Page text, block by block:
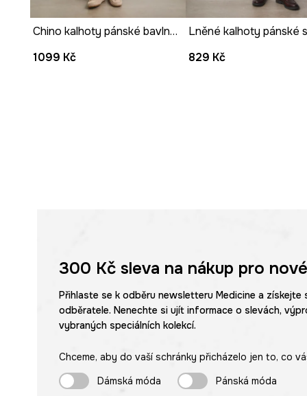
Chino kalhoty pánské bavlněné hladké
1099 Kč
829 Kč
300 Kčsleva na nákup pro
Přihlaste se k odběru newsletteru Medicine a získejte
odběratele. Nenechte si ujít informace o slevách,
vybraných speciálních kolekcí.
Chceme, aby do vaší schránky přicházelo jen to, co
Dámská móda
Pánská móda